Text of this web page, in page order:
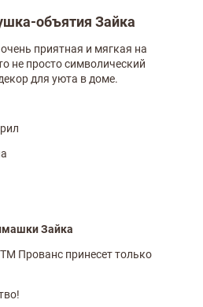
объятия Зайка
приятная и мягкая на
не просто символический
для уюта в доме.
Зайка
Прованс принесет только